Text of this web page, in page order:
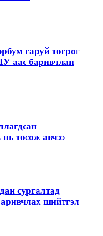
гаруй төгрөг
аас баривчлан
тосож авчээ
сургалтад
шийтгэл